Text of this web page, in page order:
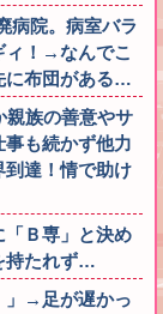
病院。病室バラ
ィ！→なんでこ
に布団がある…
親族の善意やサ
も続かず他力
達！情で助け
Ｂ専」と決め
持たれず…
」→足が遅かっ